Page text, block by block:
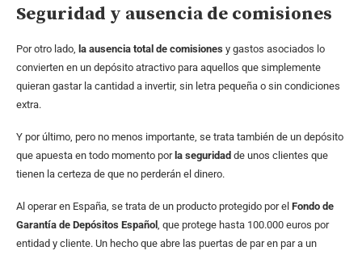
Seguridad y ausencia de comisiones
Por otro lado, la ausencia total de comisiones y gastos asociados lo
convierten en un depósito atractivo para aquellos que simplemente
quieran gastar la cantidad a invertir, sin letra pequeña o sin condiciones
extra.
Y por último, pero no menos importante, se trata también de un depósito
que apuesta en todo momento por la seguridad de unos clientes que
tienen la certeza de que no perderán el dinero.
Al operar en España, se trata de un producto protegido por el Fondo de
Garantía de Depósitos Español , que protege hasta 100.000 euros por
entidad y cliente. Un hecho que abre las puertas de par en par a un